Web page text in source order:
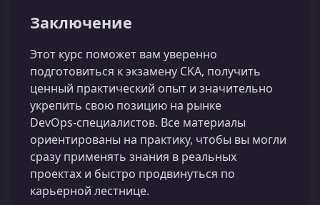
Заключение
Этот курс поможет вам уверенно
подготовиться к экзамену CKA, получить
ценный практический опыт и значительно
укрепить свою позицию на рынке
DevOps‑специалистов. Все материалы
ориентированы на практику, чтобы вы могли
сразу применять знания в реальных
проектах и быстро продвинуться по
карьерной лестнице.